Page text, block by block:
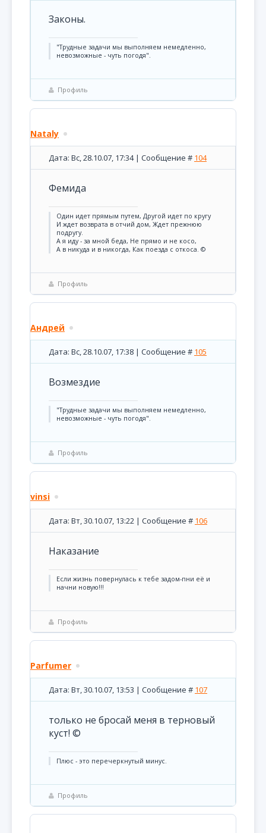
Законы.
"Трудные задачи мы выполняем немедленно,
невозможные - чуть погодя".
Профиль
Nataly
Дата: Вс, 28.10.07, 17:34 | Сообщение # 104
Фемида
Один идет прямым путем, Другой идет по кругу
И ждет возврата в отчий дом, Ждет прежнюю
подругу.
А я иду - за мной беда, Не прямо и не косо,
А в никуда и в никогда, Как поезда с откоса. ©
Профиль
Андрей
Дата: Вс, 28.10.07, 17:38 | Сообщение # 105
Возмездие
"Трудные задачи мы выполняем немедленно,
невозможные - чуть погодя".
Профиль
vinsi
Дата: Вт, 30.10.07, 13:22 | Сообщение # 106
Наказание
Если жизнь повернулась к тебе задом-пни её и
начни новую!!!
Профиль
Parfumer
Дата: Вт, 30.10.07, 13:53 | Сообщение # 107
только не бросай меня в терновый
куст! ©
Плюс - это перечеркнутый минус.
Профиль